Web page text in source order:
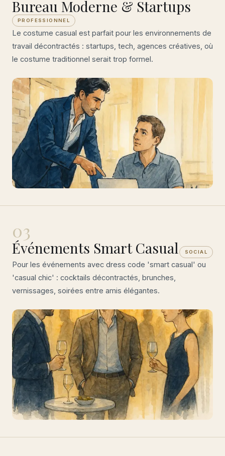
Bureau Moderne & Startups
PROFESSIONNEL
Le costume casual est parfait pour les environnements de
travail décontractés : startups, tech, agences créatives, où
le costume traditionnel serait trop formel.
03
Événements Smart Casual SOCIAL
Pour les événements avec dress code 'smart casual' ou
'casual chic' : cocktails décontractés, brunches,
vernissages, soirées entre amis élégantes.